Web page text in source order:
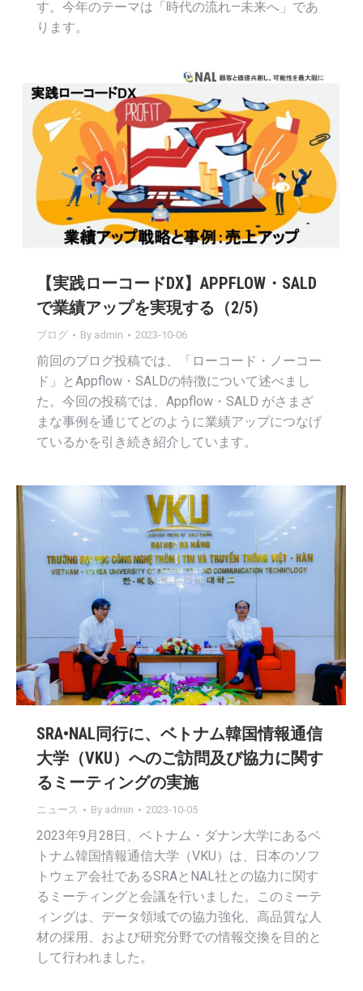
す。今年のテーマは「時代の流れ—未来へ」であ
ります。
【実践ローコードDX】APPFLOW・SALD
で業績アップを実現する（2/5)
ブログ By admin 2023-10-06
前回のブログ投稿では、「ローコード・ノーコー
ド」とAppflow・SALDの特徴について述べまし
た。今回の投稿では、Appflow・SALD がさまざ
まな事例を通じてどのように業績アップにつなげ
ているかを引き続き紹介しています。
SRA•NAL同行に、ベトナム韓国情報通信
大学（VKU）へのご訪問及び協力に関す
るミーティングの実施
ニュース By admin 2023-10-05
2023年9月28日、ベトナム・ダナン大学にあるベ
トナム韓国情報通信大学（VKU）は、日本のソフ
トウェア会社であるSRAとNAL社との協力に関す
るミーティングと会議を行いました。このミーテ
ィングは、データ領域での協力強化、高品質な人
材の採用、および研究分野での情報交換を目的と
して行われました。